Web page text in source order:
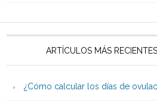
ARTÍCULOS MÁS RECIENTES
¿Cómo calcular los días de